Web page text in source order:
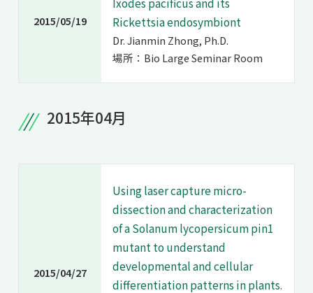
2015/05/19
Rickettsia endosymbiont
Dr. Jianmin Zhong, Ph.D.
場所：Bio Large Seminar Room
2015年04月
2015/04/27
Using laser capture micro-
dissection and characterization
of a Solanum lycopersicum pin1
mutant to understand
developmental and cellular
differentiation patterns in plants.